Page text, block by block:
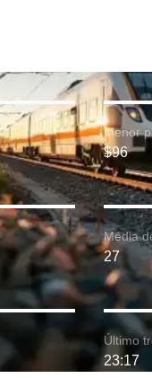
Menor
$96
Média
27
Último
23:17